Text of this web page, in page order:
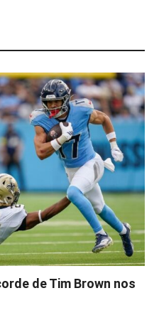
de Tim Brown nos